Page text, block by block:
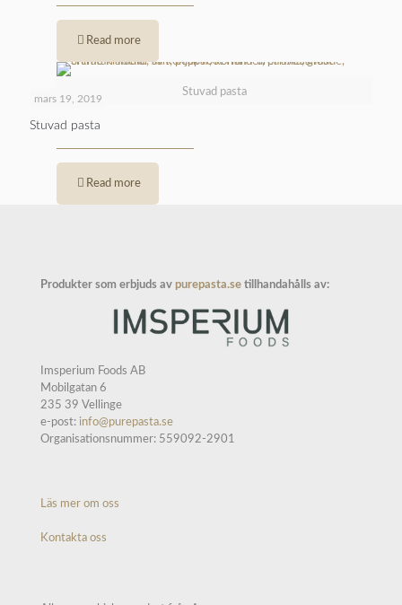
Read more
Stuvad pasta
mars 19, 2019
Stuvad pasta
Read more
Produkter som erbjuds av purepasta.se tillhandahålls av:
Imsperium Foods AB
Mobilgatan 6
235 39 Vellinge
e-post: info@purepasta.se
Organisationsnummer: 559092-2901
Läs mer om oss
Kontakta oss